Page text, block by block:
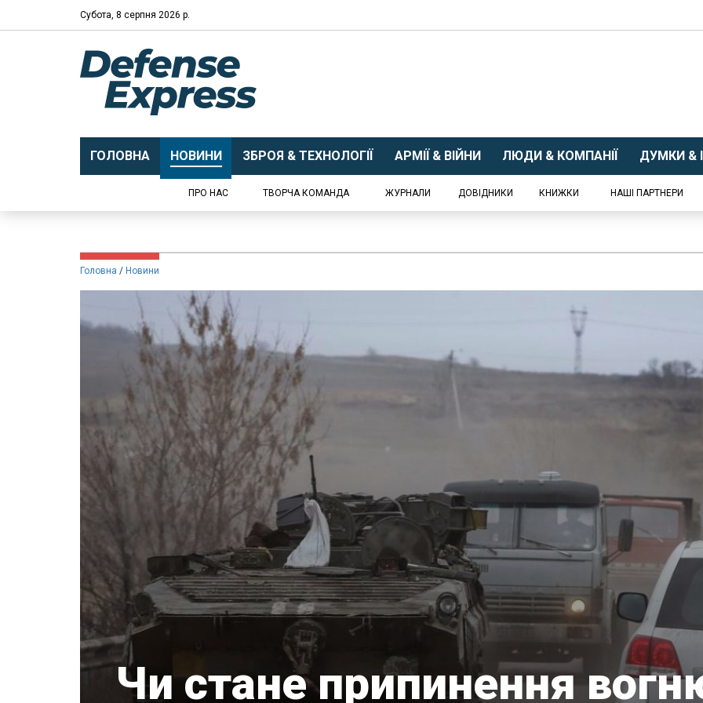
Субота, 8 серпня 2026 р.
ГОЛОВНА НОВИНИ ЗБРОЯ & ТЕХНОЛОГІЇ АРМІЇ & ВІЙНИ ЛЮДИ & КОМПАНІЇ ДУМКИ &
ПРО НАС ТВОРЧА КОМАНДА ЖУРНАЛИ ДОВІДНИКИ КНИЖКИ НАШІ ПАРТНЕРИ
Головна Новини
Чи стане припинення